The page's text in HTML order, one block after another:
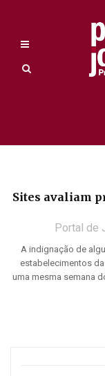
Sites avaliam
Portal de
A indignação de
estabelecimentos
uma mesma semana